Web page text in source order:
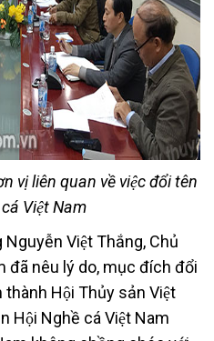
vị liên quan về việc đổi tên
Việt Nam
Việt Thắng, Chủ
đã nêu lý do, mục đích đổi
Hội Thủy sản Việt
Hội Nghề cá Việt Nam